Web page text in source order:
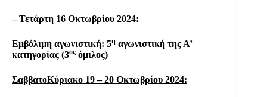
– Τετάρτη 16 Οκτωβρίου 2024:
Εμβόλιμη αγωνιστική: 5η αγωνιστική της Α’
κατηγορίας (3ος όμιλος)
ΣαββατοΚύριακο 19 – 20 Οκτωβρίου 2024: